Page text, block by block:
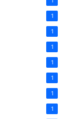
1
1
1
1
1
1
1